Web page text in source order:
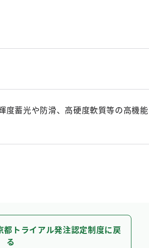
度蓄光や防滑、高硬度軟質等の高機
トライアル発注認定制度に戻
る